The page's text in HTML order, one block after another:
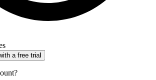
a free trial